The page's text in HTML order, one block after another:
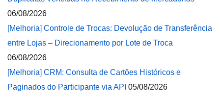
06/08/2026
[Melhoria] Controle de Trocas: Devolução de Transferência
entre Lojas – Direcionamento por Lote de Troca
06/08/2026
[Melhoria] CRM: Consulta de Cartões Históricos e
Paginados do Participante via API 05/08/2026